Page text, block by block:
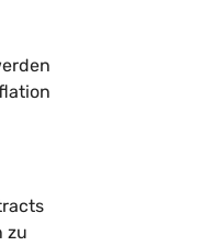
zu